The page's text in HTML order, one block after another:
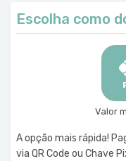
Escolha como
Valor
A opção mais rápida!
via QR Code ou Chave